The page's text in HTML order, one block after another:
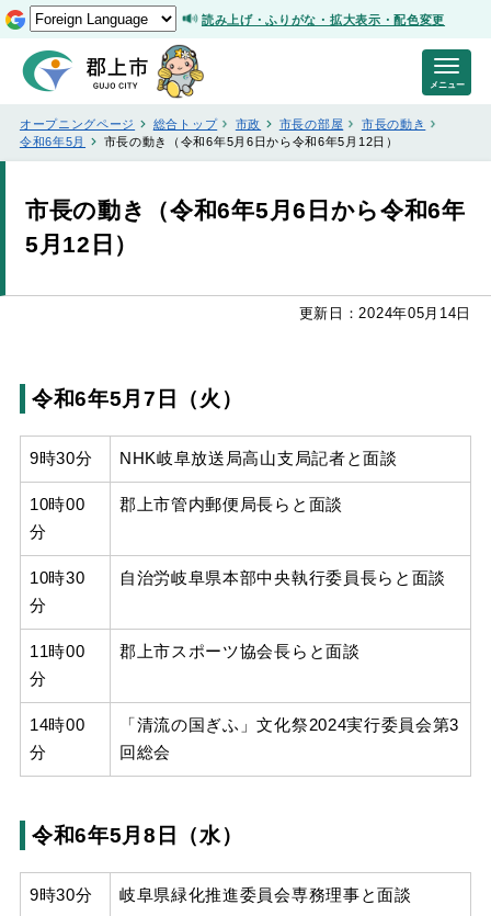
読み上げ・ふりがな・拡大表示・配色変更
オープニングページ 総合トップ 市政 市長の部屋
市長の動き
令和6年5月
市長の動き（令和6年5月6日から令和6年5月12日）
市長の動き（令和6年5月6日から令和6年
5月12日）
更新日：2024年05月14日
令和6年5月7日（火）
9時30分 NHK岐阜放送局高山支局記者と面談
10時00
分
郡上市管内郵便局長らと面談
10時30
分
自治労岐阜県本部中央執行委員長らと面談
11時00
分
郡上市スポーツ協会長らと面談
14時00
分
「清流の国ぎふ」文化祭2024実行委員会第3
回総会
令和6年5月8日（水）
9時30分 岐阜県緑化推進委員会専務理事と面談
メニュー